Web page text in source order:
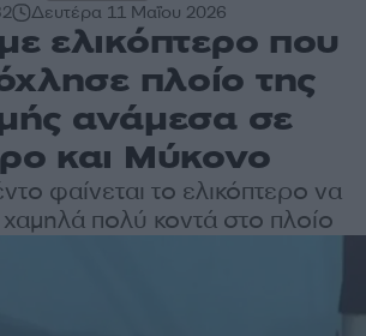
Δευτέρα 11 Μαΐου 2026
ελικόπτερο που
πλοίο της
ανάμεσα σε
και Μύκονο
φαίνεται το ελικόπτερο να
πολύ κοντά στο πλοίο